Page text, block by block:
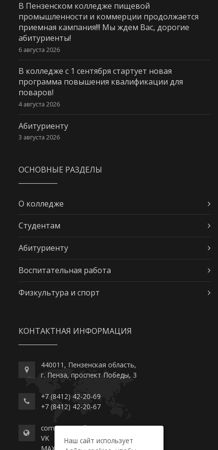
В Пензенском колледже пищевой
промышленности и коммерции продолжается
приемная кампания!!! Мы ждем Вас, дорогие
абитуриенты!
6 августа 2026
В колледже с 1 сентября стартует новая
программа повышения квалификации для
поваров!
4 августа 2026
Абитуриенту
3 августа 2026
ОСНОВНЫЕ РАЗДЕЛЫ
О колледже
Студентам
Абитуриенту
Воспитательная работа
Физкультура и спорт
КОНТАКТНАЯ ИНФОРМАЦИЯ
440011, Пензенская область,
г. Пенза, проспект Победы, 3
+7 (8412) 42-20-69
+7 (8412) 42-20-67
commerce-college.ru
VK
Наш сайт использует